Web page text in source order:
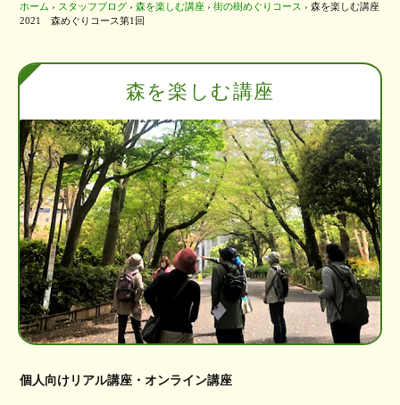
ホーム › スタッフブログ › 森を楽しむ講座 › 街の樹めぐりコース › 森を楽しむ講座
2021 森めぐりコース第1回
森を楽しむ講座
個人向けリアル講座・オンライン講座